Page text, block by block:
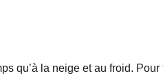
qu’à la neige et au froid.